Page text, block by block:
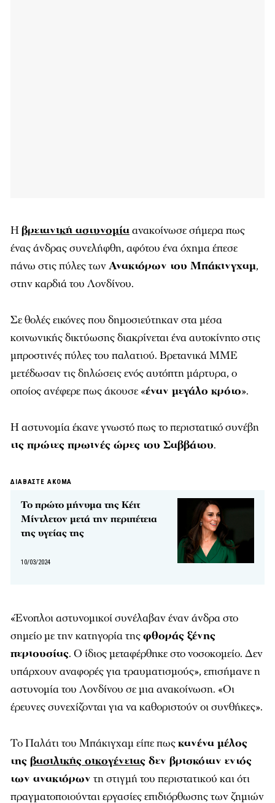
Ηβρετανική αστυνομίαανακοίνωσε σήμερα πως
ένας άνδρας συνελήφθη, αφότου ένα όχημα έπεσε
πάνω στις πύλες τωνΑνακτόρων του Μπάκινγχαμ,
στην καρδιά του Λονδίνου.
Σε θολές εικόνες που δημοσιεύτηκαν στα μέσα
κοινωνικής δικτύωσης διακρίνεται ένα αυτοκίνητο στις
μπροστινές πύλες του παλατιού. Βρετανικά ΜΜΕ
μετέδωσαν τις δηλώσεις ενός αυτόπτη μάρτυρα, ο
οποίος ανέφερε πως άκουσε «έναν μεγάλο κρότο».
Η αστυνομία έκανε γνωστό πως το περιστατικό συνέβη
τις πρώτες πρωινές ώρες του Σαββάτου.
ΔΙΑΒΑΣΤΕ ΑΚΟΜΑ
Το πρώτο μήνυμα της Κέιτ
Μίντλετον μετά την περιπέτεια
της υγείας της
10/03/2024
«Ένοπλοι αστυνομικοί συνέλαβαν έναν άνδρα στο
σημείο με την κατηγορία τηςφθοράς ξένης
περιουσίας. Ο ίδιος μεταφέρθηκε στο νοσοκομείο. Δεν
υπάρχουν αναφορές για τραυματισμούς», επισήμανε η
αστυνομία του Λονδίνου σε μια ανακοίνωση. «Οι
έρευνες συνεχίζονται για να καθοριστούν οι συνθήκες».
Το Παλάτι του Μπάκιγχαμ είπε πωςκανένα μέλος
της βασιλικής οικογένειας δεν βρισκόταν εντός
των ανακτόρων τη στιγμή του περιστατικού και ότι
πραγματοποιούνται εργασίες επιδιόρθωσης των ζημιών